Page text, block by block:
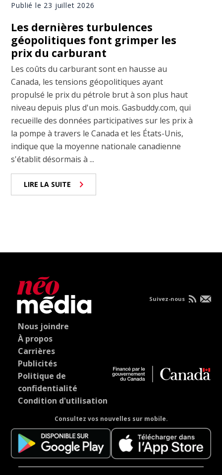
Publié le 23 juillet 2026
Les dernières turbulences
géopolitiques font grimper les
prix du carburant
Les coûts du carburant sont en hausse au
Canada, les tensions géopolitiques ayant
propulsé le prix du pétrole brut à son plus haut
niveau depuis plus d'un mois. Gasbuddy.com, qui
recueille des données participatives sur les prix à
la pompe à travers le Canada et les États-Unis,
indique que la moyenne nationale canadienne
s'établit désormais à ...
LIRE LA SUITE
Nous joindre
À propos
Carrières
Publicités
Politique de
confidentialité
Condition d'utilisation
Consultez vos nouvelles sur mobile.
Suivez-nous